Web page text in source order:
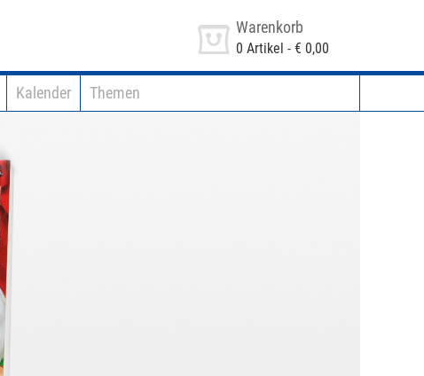
Warenkorb
0 Artikel - € 0,00
Kalender Themen